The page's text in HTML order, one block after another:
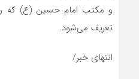
و مکتب امام حسین (ع) که راه
تعریف می‌شود.
انتهای خبر/